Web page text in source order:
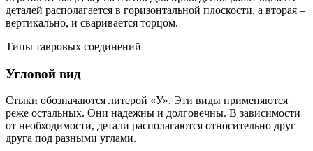
деталей располагается в горизонтальной плоскости, а вторая –
вертикально, и сваривается торцом.
Типы тавровых соединений
Угловой вид
Стыки обозначаются литерой «У». Эти виды применяются
реже остальных. Они надежны и долговечны. В зависимости
от необходимости, детали располагаются относительно друг
друга под разными углами.